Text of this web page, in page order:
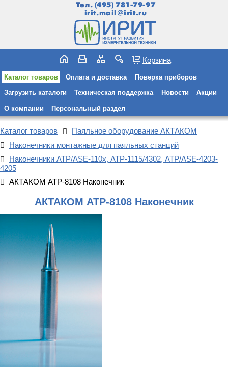
Тел. (495) 781-79-97
irit.mail@irit.ru
Корзина
Каталог товаров Оплата и доставка Поверка приборов
Загрузить каталоги Техническая поддержка Новости Акции
О компании Персональный раздел
Каталог товаров
Паяльное оборудование АКТАКОМ
Наконечники монтажные для паяльных станций
Наконечники АТР/ASE-110x, АТР-1115/4302, АТР/ASE-4203-
4205
АКТАКОМ АТР-8108 Наконечник
АКТАКОМ АТР-8108 Наконечник